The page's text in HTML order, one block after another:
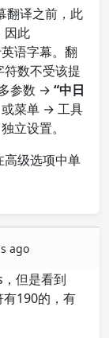
翻译之前，此
因此
语字幕。翻
数不受该提
参数 → “中日
或菜单 → 工具
独立设置。
高级选项中单
ago
但是看到
190的，有